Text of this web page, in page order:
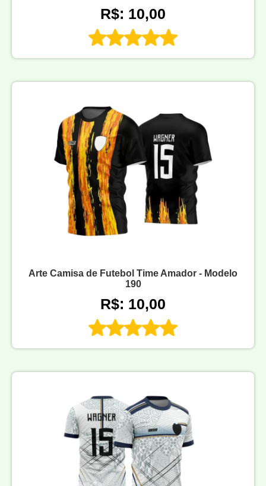
R$: 10,00
Arte Camisa de Futebol Time Amador - Modelo
190
R$: 10,00